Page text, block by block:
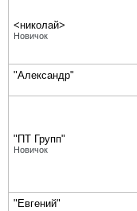
<николай>
Новичок
"Александр"
"ПТ Групп"
Новичок
"Евгений"